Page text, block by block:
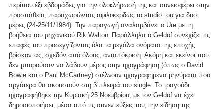
περίπου έξι εβδομάδες για την ολοκλήρωσή της και συνεισφέρει στην
προσπάθεια, παραχωρώντας αφιλοκερδώς το studio του για δυο
μέρες (24-25/11/1984). Την παραγωγή αναλαμβάνει ο Ure με τη
βοήθεια του μηχανικού Rik Walton. Παράλληλα ο Geldof συνεχίζει τις
επαφές του προσεγγίζοντας όλα τα μεγάλα ονόματα της εποχής
βρίσκοντας, σχεδόν από όλους, ανταπόκριση. Ακόμη και εκείνοι που
δεν μπορούσαν να λάβουν μέρος στην ηχογράφηση (όπως ο David
Bowie και ο Paul McCartney) στέλνουν ηχογραφημένα μηνύματα που
αργότερα θα ακουστούν στη β΄πλευρά του single. Το τραγούδι
ηχογραφήθηκε την Κυριακή 25 Νοεμβρίου, με τον Geldof να έχει
δημοσιοποιήσει, μέσα από τις συνεντεύξεις του, την είδηση της